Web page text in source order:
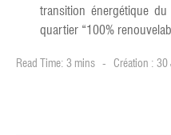
transition énergétique
quartier “100%
Read Time: 3 mins Création :